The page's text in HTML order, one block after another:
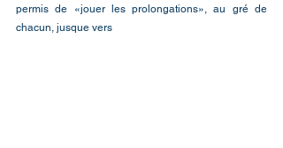
permis de «jouer les prolongations», au gré de
chacun, jusque vers